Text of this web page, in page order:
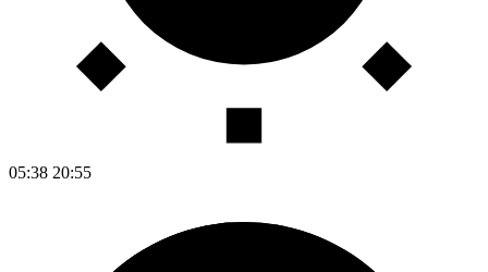
05:38 20:55